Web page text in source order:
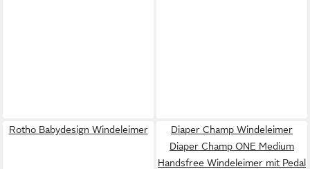
Rotho Babydesign Windeleimer
Diaper Champ Windeleimer
Diaper Champ ONE Medium
Handsfree Windeleimer mit Pedal